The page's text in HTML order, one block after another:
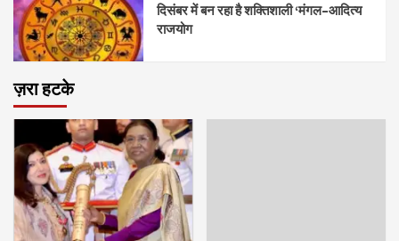
दिसंबर में बन रहा है शक्तिशाली ‘मंगल–आदित्य
राजयोग
ज़रा हटके